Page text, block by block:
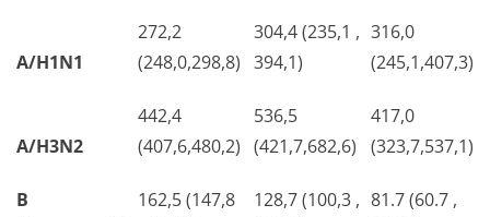
A/H1N1
272,2
(248,0,298,8)
304,4 (235,1 ,
394,1)
316,0
(245,1,407,3)
A/H3N2
442,4
(407,6,480,2)
536,5
(421,7,682,6)
417,0
(323,7,537,1)
B
162,5 (147,8
128,7 (100,3 , 81.7 (60.7 ,